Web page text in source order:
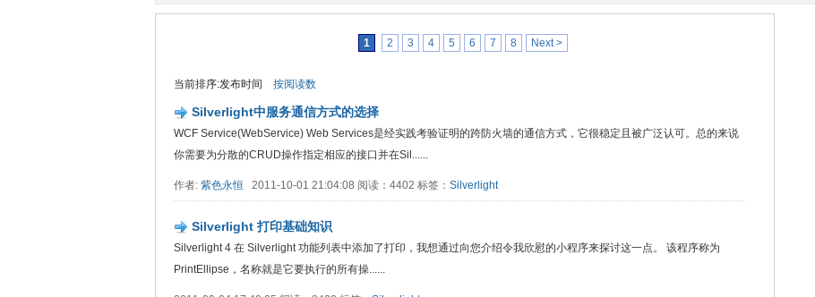
1 2 3 4 5 6 7 8 Next >
当前排序:发布时间 按阅读数
Silverlight中服务通信方式的选择
WCF Service(WebService) Web Services是经实践考验证明的跨防火墙的通信方式，它很稳定且被广泛认可。总的来说
你需要为分散的CRUD操作指定相应的接口并在Sil......
作者: 紫色永恒 2011-10-01 21:04:08 阅读：4402 标签： Silverlight
Silverlight 打印基础知识
Silverlight 4 在 Silverlight 功能列表中添加了打印，我想通过向您介绍令我欣慰的小程序来探讨这一点。 该程序称为
PrintEllipse，名称就是它要执行的所有操......